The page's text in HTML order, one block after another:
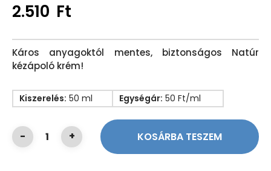
2.510 Ft
Káros anyagoktól mentes, biztonságos Natúr
kézápoló krém!
Kiszerelés: 50 ml Egységár: 50 Ft/ml
KOSÁRBA TESZEM